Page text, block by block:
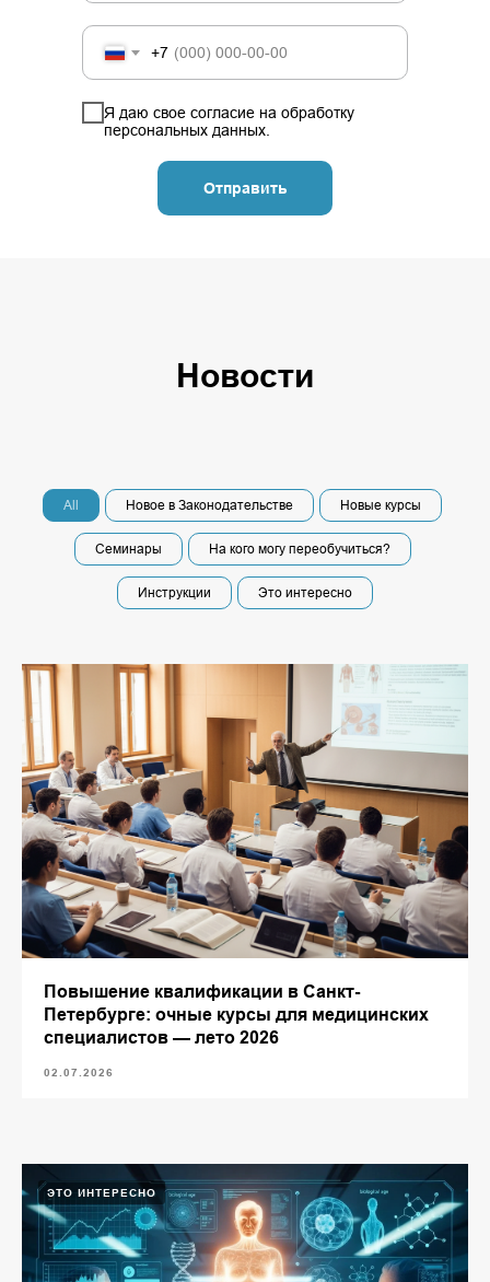
+7
Я даю свое согласие на обработку
персональных данных.
Отправить
Новости
All Новое в Законодательстве Новые курсы
Семинары На кого могу переобучиться?
Инструкции Это интересно
Повышение квалификации в Санкт-
Петербурге: очные курсы для медицинских
специалистов — лето 2026
02.07.2026
ЭТО ИНТЕРЕСНО